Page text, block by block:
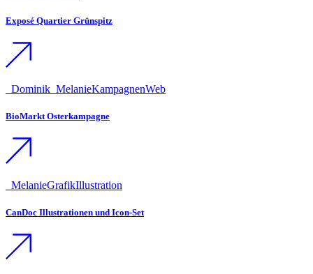
Exposé Quartier Grünspitz
_Dominik _MelanieKampagnenWeb
BioMarkt Osterkampagne
_MelanieGrafikIllustration
CanDoc Illustrationen und Icon-Set